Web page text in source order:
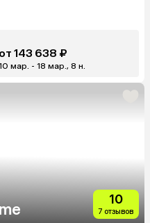
от 143 638 ₽
мар. - 18 мар., 8 н.
10
7 отзывов